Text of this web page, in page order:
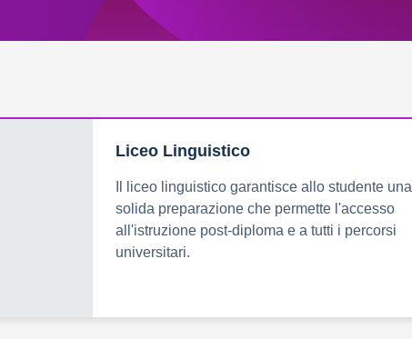
Liceo Linguistico
Il liceo linguistico garantisce allo studente una
solida preparazione che permette l'accesso
all'istruzione post-diploma e a tutti i percorsi
universitari.